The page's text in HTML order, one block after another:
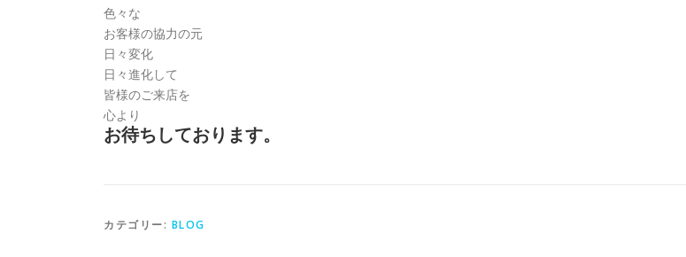
色々な
お客様の協力の元
日々変化
日々進化して
皆様のご来店を
心より
お待ちしております。
カテゴリー: BLOG